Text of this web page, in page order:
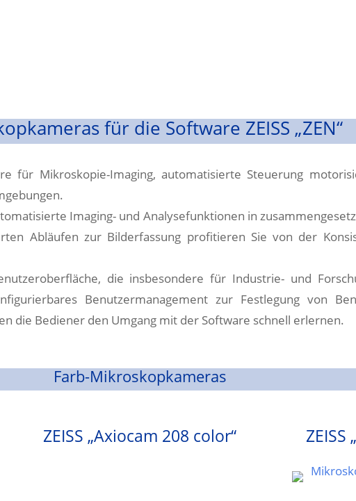
für die Software ZEISS „ZEN“
für Mikroskopie-Imaging, automatisierte Steuerung
Imaging- und Analysefunktionen in
Abläufen zur Bilderfassung profitieren Sie von der
die insbesondere für Industrie- und
Benutzermanagement zur Festlegung von
die Bediener den Umgang mit der Software schnell erlernen.
Farb-Mikroskopkameras
ZEISS „Axiocam 208 color“